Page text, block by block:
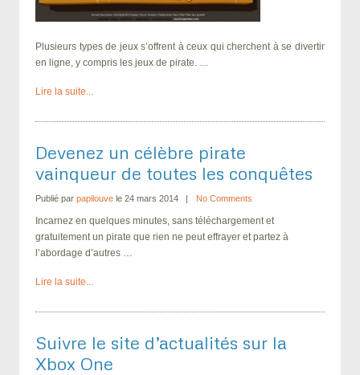
Plusieurs types de jeux s’offrent à ceux qui cherchent à se divertir
en ligne, y compris les jeux de pirate. …
Lire la suite...
Devenez un célèbre pirate
vainqueur de toutes les conquêtes
Publié par papilouve le 24 mars 2014 No Comments
Incarnez en quelques minutes, sans téléchargement et
gratuitement un pirate que rien ne peut effrayer et partez à
l’abordage d’autres …
Lire la suite...
Suivre le site d’actualités sur la
Xbox One